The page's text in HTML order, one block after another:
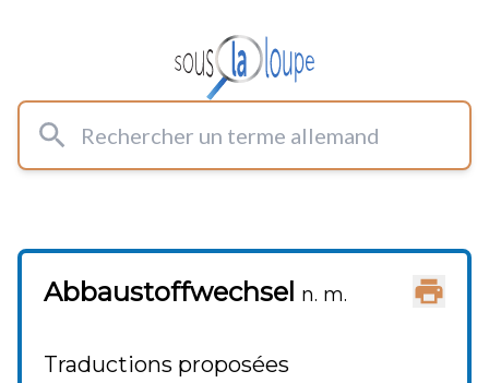
Rechercher un terme allemand
Abbaustoffwechsel n. m.
Traductions proposées